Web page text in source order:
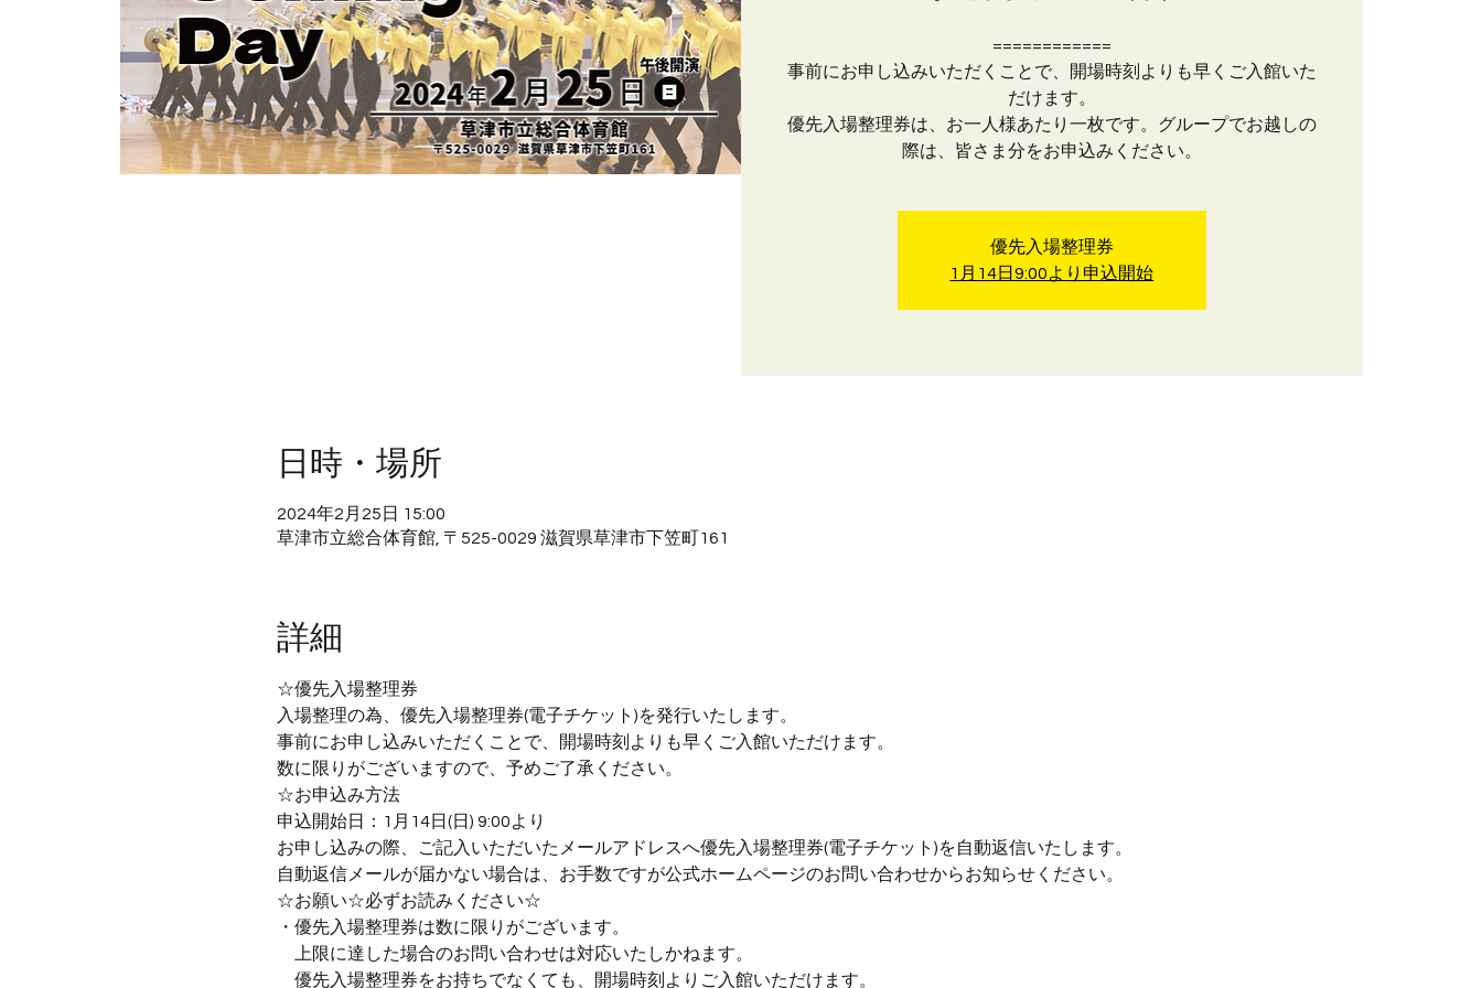
============
事前にお申し込みいただくことで、開場時刻よりも早くご入館いた
だけます。
優先入場整理券は、お一人様あたり一枚です。グループでお越しの
際は、皆さま分をお申込みください。
優先入場整理券
1月14日9:00より申込開始
日時・場所
2024年2月25日 15:00
草津市立総合体育館, 〒525-0029 滋賀県草津市下笠町161
詳細
☆優先入場整理券
入場整理の為、優先入場整理券(電子チケット)を発行いたします。
事前にお申し込みいただくことで、開場時刻よりも早くご入館いただけます。
数に限りがございますので、予めご了承ください。
☆お申込み方法
申込開始日：1月14日(日) 9:00より
お申し込みの際、ご記入いただいたメールアドレスへ優先入場整理券(電子チケット)を自動返信いたします。
自動返信メールが届かない場合は、お手数ですが公式ホームページのお問い合わせからお知らせください。
☆お願い☆必ずお読みください☆
・優先入場整理券は数に限りがございます。
上限に達した場合のお問い合わせは対応いたしかねます。
優先入場整理券をお持ちでなくても、開場時刻よりご入館いただけます。